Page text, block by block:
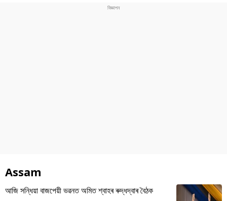
Assam
আজি সন্ধিয়া বাজপেয়ী ভৱনত অমিত শ্বাহৰ ৰুদ্ধদ্বাৰ বৈঠক